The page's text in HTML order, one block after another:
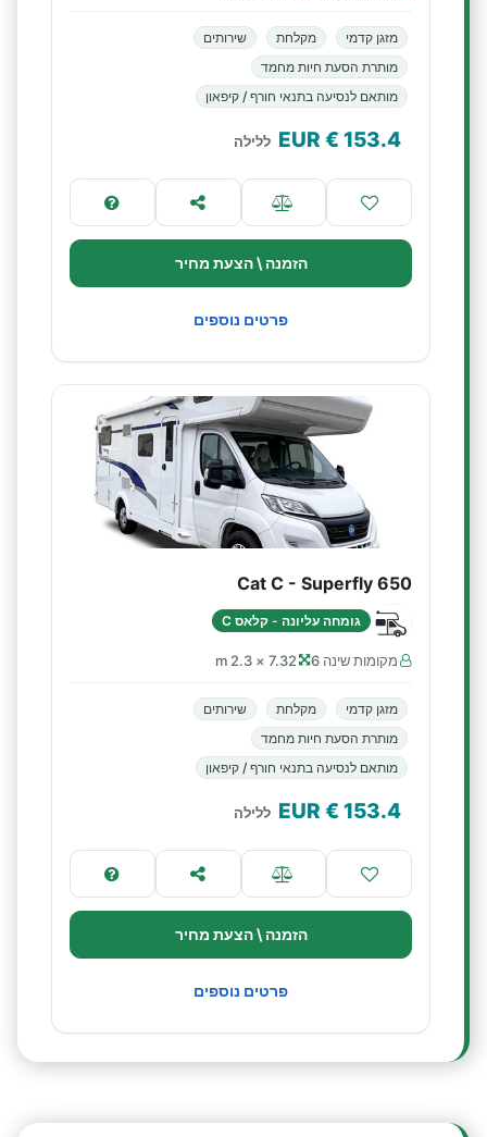
מזגן קדמי מקלחת
שירותים
מותרת הסעת חיות מחמד
מותאם לנסיעה בתנאי חורף / קיפאון
153.4
€ EUR ללילה
הזמנה \ הצעת מחיר
פרטים נוספים
Cat C - Superfly 650
גומחה עליונה - קלאס C
מקומות שינה 6 7.32 × 2.3 m
מזגן קדמי מקלחת
שירותים
מותרת הסעת חיות מחמד
מותאם לנסיעה בתנאי חורף / קיפאון
153.4
€ EUR ללילה
הזמנה \ הצעת מחיר
פרטים נוספים